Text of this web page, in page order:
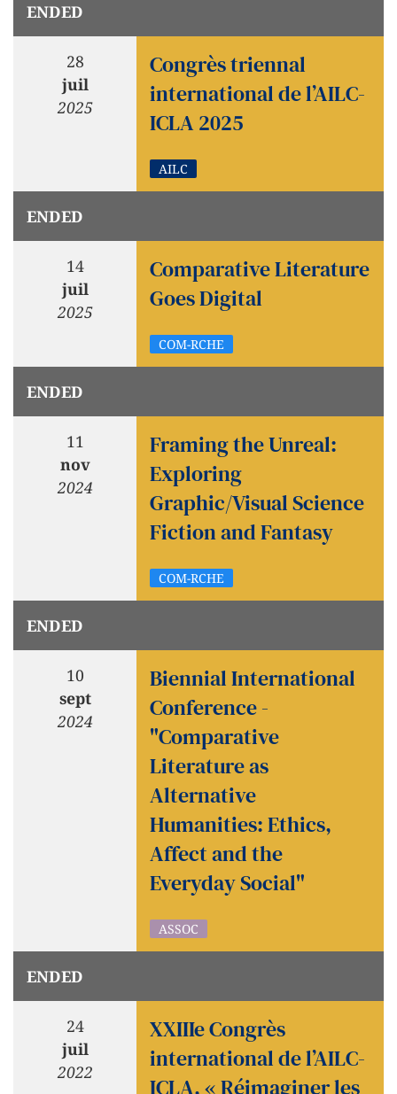
ENDED
28
juil
2025
Congrès triennal
international de l’AILC-
ICLA 2025
AILC
ENDED
14
juil
2025
Comparative Literature
Goes Digital
COM-RCHE
ENDED
11
nov
2024
Framing the Unreal:
Exploring
Graphic/Visual Science
Fiction and Fantasy
COM-RCHE
ENDED
10
sept
2024
Biennial International
Conference -
"Comparative
Literature as
Alternative
Humanities: Ethics,
Affect and the
Everyday Social"
ASSOC
ENDED
24
juil
2022
XXIIIe Congrès
international de l’AILC-
ICLA, « Réimaginer les